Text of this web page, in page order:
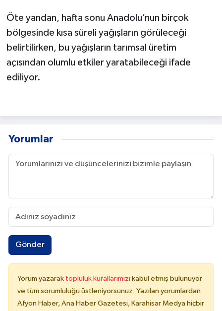
Öte yandan, hafta sonu Anadolu’nun birçok
bölgesinde kısa süreli yağışların görüleceği
belirtilirken, bu yağışların tarımsal üretim
açısından olumlu etkiler yaratabileceği ifade
ediliyor.
Yorumlar
Gönder
Yorum yazarak topluluk kurallarımızı kabul etmiş bulunuyor
ve tüm sorumluluğu üstleniyorsunuz. Yazılan yorumlardan
Afyon Haber, Ana Haber Gazetesi, Karahisar Medya hiçbir